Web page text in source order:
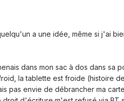
a une idée, même si j'ai
dans mon sac à dos dans
la tablette est froide (histoire
pas envie de débrancher ma